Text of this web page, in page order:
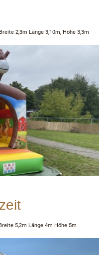
2,3m Länge 3,10m, Höhe 3,3m
5,2m Länge 4m Höhe 5m